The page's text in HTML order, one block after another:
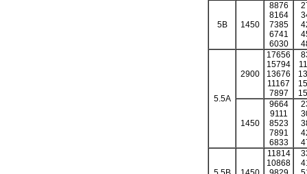
5B 1450
8876
8164
7385
6741
6030
5.5A
2900
17656
15794
13676
11167
7897
1450
9664
9111
8523
7891
6833
11814
10868